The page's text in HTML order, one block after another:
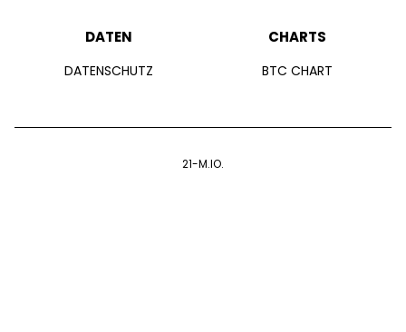
DATEN
DATENSCHUTZ
CHARTS
BTC CHART
21-M.IO